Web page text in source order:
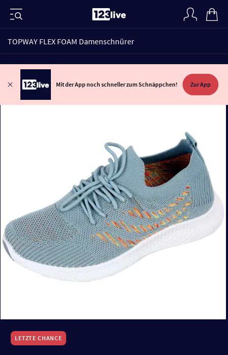
TOPWAY FLEX FOAM Damenschnürer
Mit der App noch schneller zum Schnäppchen! Zur App
LETZTE CHANCE